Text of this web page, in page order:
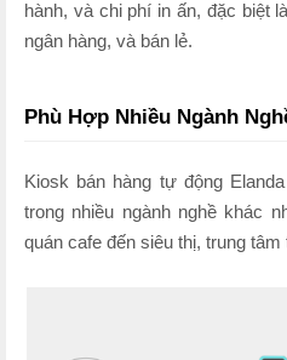
hành, và chi phí in ấn, đặc biệt
ngân hàng, và bán lẻ.
Phù Hợp Nhiều Ngành
Kiosk bán hàng tự động
trong nhiều ngành nghề khác
quán cafe đến siêu thị, trung